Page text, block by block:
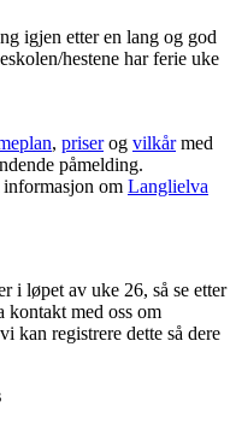
igjen etter en lang og god
hestene har ferie uke
, priserog vilkårmed
påmelding.
om Langlielva
i løpet av uke 26, så se etter
kontakt med oss om
kan registrere dette så dere